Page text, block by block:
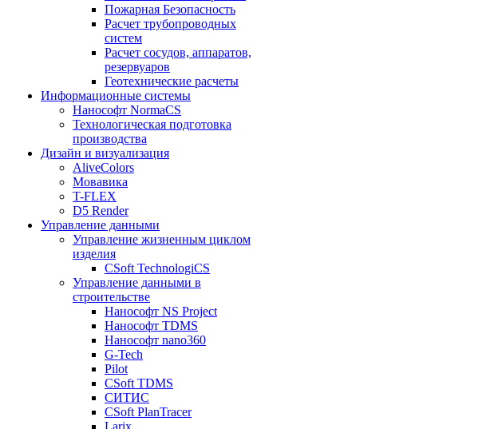
Пожарная Безопасность
Расчет трубопроводных
систем
Расчет сосудов, аппаратов,
резервуаров
Геотехнические расчеты
Информационные системы
Нанософт NormaCS
Технологическая подготовка
производства
Дизайн и визуализация
AliveColors
Мовавика
T-FLEX
D5 Render
Управление данными
Управление жизненным циклом
изделия
CSoft TechnologiCS
Управление данными в
строительстве
Нанософт NS Project
Нанософт TDMS
Нанософт nano360
G-Tech
Pilot
CSoft TDMS
СИТИС
CSoft PlanTracer
Larix